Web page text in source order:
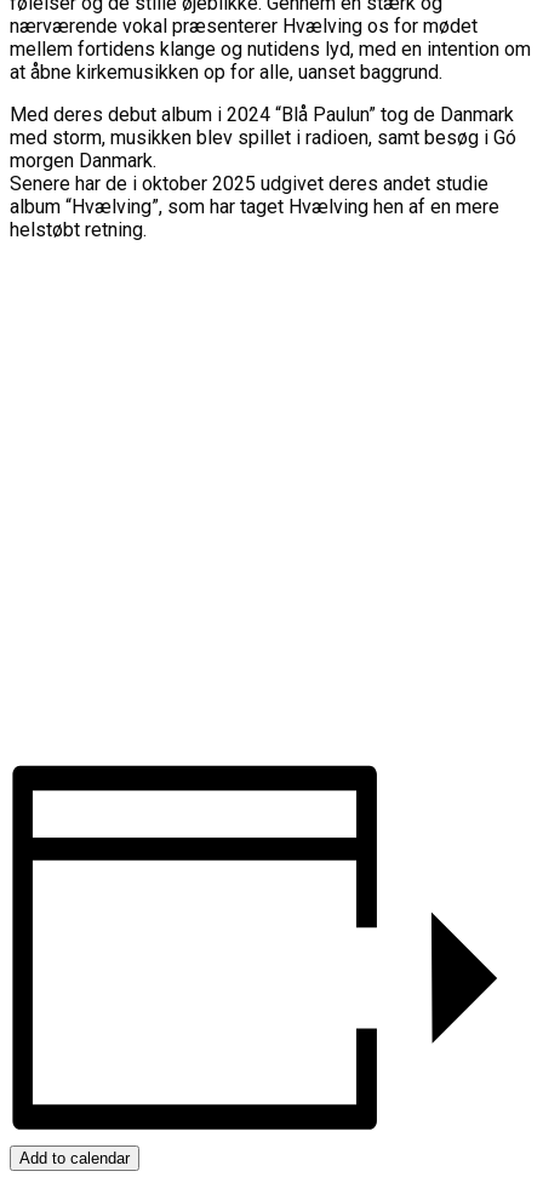
nærværende vokal præsenterer Hvælving os for mødet
mellem fortidens klange og nutidens lyd, med en intention om
at åbne kirkemusikken op for alle, uanset baggrund.
Med deres debut album i 2024 “Blå Paulun” tog de Danmark
med storm, musikken blev spillet i radioen, samt besøg i Gó
morgen Danmark.
Senere har de i oktober 2025 udgivet deres andet studie
album “Hvælving”, som har taget Hvælving hen af en mere
helstøbt retning.
Add to calendar